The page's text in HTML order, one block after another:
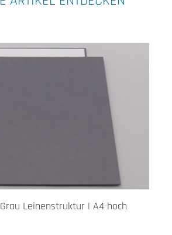
Leinenstruktur | A4 hoch